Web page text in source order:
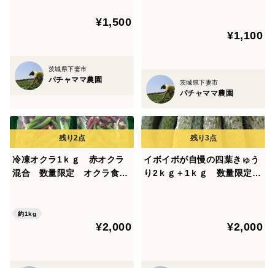
¥1,500
茨城県下妻市
パチャママ農園
¥1,100
茨城県下妻市
パチャママ農園
冷凍オクラ1ｋｇ 赤オクラ
混合 数量限定 オクラ食べ
約1kg
¥2,000
イボイボが自慢の四葉きゅう
り2ｋｇ＋1ｋｇ 数量限定
¥2,000